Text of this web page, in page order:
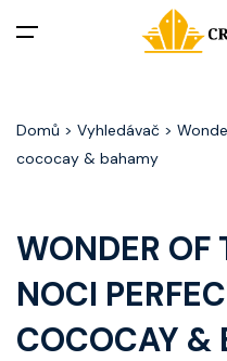
Akční nabídky
Zážitky z plaveb
Užitečné
Domů > Vyhledávač >
cococay & bahamy
WONDER OF
NOCI
COCOCAY &